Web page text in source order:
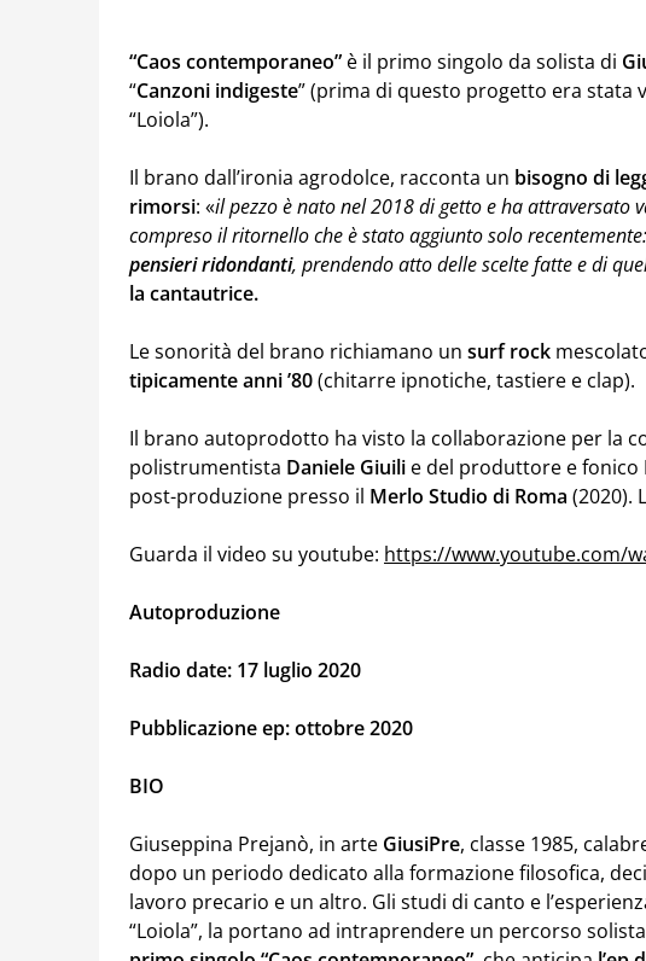
“Caos contemporaneo” è il primo singolo da solista di
“Canzoni indigeste” (prima di questo progetto era stata
“Loiola”).
Il brano dall’ironia agrodolce, racconta un bisogno di
rimorsi: «il pezzo è nato nel 2018 di getto e ha attraversato
compreso il ritornello che è stato aggiunto solo
pensieri ridondanti, prendendo atto delle scelte fatte e di
la cantautrice.
Le sonorità del brano richiamano un surf rock
tipicamente anni ’80(chitarre ipnotiche, tastiere e clap).
Il brano autoprodotto ha visto la collaborazione per la
polistrumentista Daniele Giuili e del produttore e fonico
post-produzione presso il Merlo Studio di Roma (2020).
Guarda il video su youtube: https://www.youtube.com/
Autoproduzione
Radio date: 17 luglio 2020
Pubblicazione ep: ottobre 2020
BIO
Giuseppina Prejanò, in arte GiusiPre, classe 1985,
dopo un periodo dedicato alla formazione filosofica,
lavoro precario e un altro. Gli studi di canto e
“Loiola”, la portano ad intraprendere un percorso